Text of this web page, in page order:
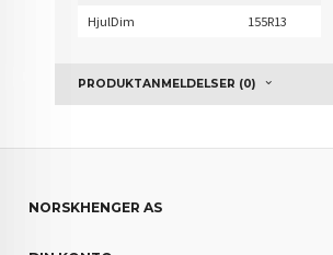
HjulDim
155R13
PRODUKTANMELDELSER (0)
NORSKHENGER AS